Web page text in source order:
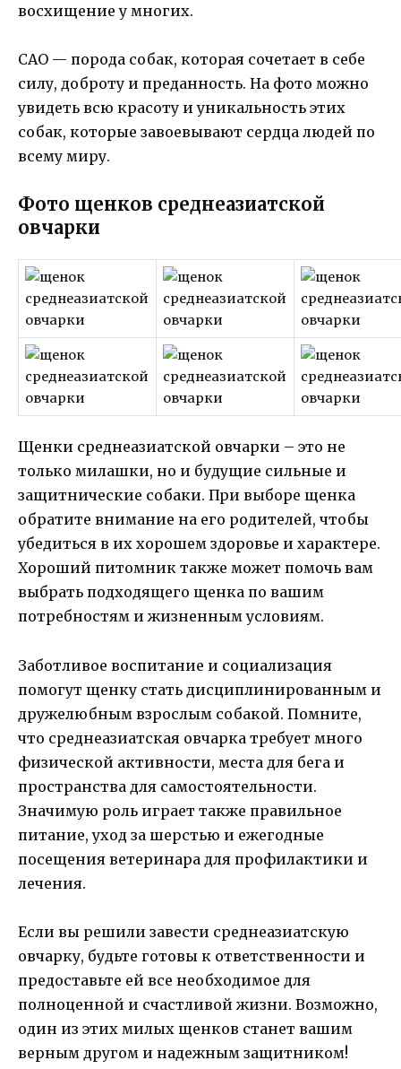
восхищение у многих.
САО — порода собак, которая сочетает в себе
силу, доброту и преданность. На фото можно
увидеть всю красоту и уникальность этих
собак, которые завоевывают сердца людей по
всему миру.
Фото щенков среднеазиатской
овчарки
Щенки среднеазиатской овчарки – это не
только милашки, но и будущие сильные и
защитнические собаки. При выборе щенка
обратите внимание на его родителей, чтобы
убедиться в их хорошем здоровье и характере.
Хороший питомник также может помочь вам
выбрать подходящего щенка по вашим
потребностям и жизненным условиям.
Заботливое воспитание и социализация
помогут щенку стать дисциплинированным и
дружелюбным взрослым собакой. Помните,
что среднеазиатская овчарка требует много
физической активности, места для бега и
пространства для самостоятельности.
Значимую роль играет также правильное
питание, уход за шерстью и ежегодные
посещения ветеринара для профилактики и
лечения.
Если вы решили завести среднеазиатскую
овчарку, будьте готовы к ответственности и
предоставьте ей все необходимое для
полноценной и счастливой жизни. Возможно,
один из этих милых щенков станет вашим
верным другом и надежным защитником!